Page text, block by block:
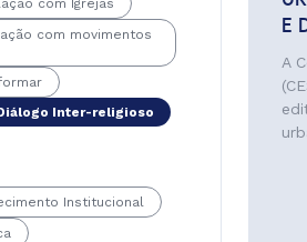
com Igrejas
com movimentos
Inter-religioso
Institucional
E
A